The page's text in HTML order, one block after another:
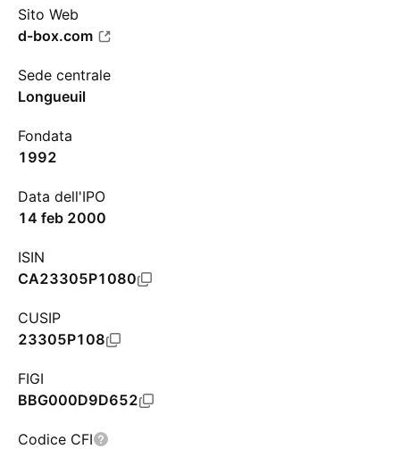
Sito Web
d-box.com
Sede centrale
Longueuil
Fondata
1992
Data dell'IPO
14 feb 2000
ISIN
CA23305P1080
CUSIP
23305P108
FIGI
BBG000D9D652
Codice CFI